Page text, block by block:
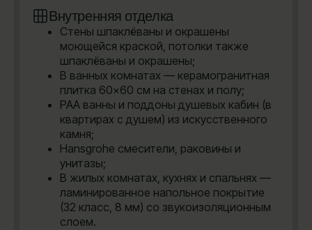
Внутренняя отделка
Стены шпаклёваны и окрашены
моющейся краской, потолки также
шпаклёваны и окрашены;
В ванных комнатах — керамогранитная
плитка 60×60 см на стенах и полу;
PAA ванны и поддоны душевых кабин (в
квартирах с душем) из искусственного
камня;
Hansgrohe cмесители, раковины и
унитазы;
В жилых комнатах, кухнях и спальнях —
ламинированное напольное покрытие
(32 класс, 8 мм) со звукоизоляционным
слоем.